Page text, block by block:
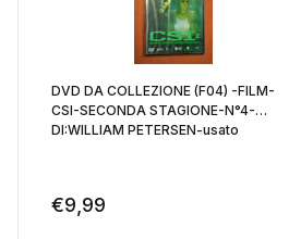
DVD DA COLLEZIONE (F04) -FILM-
CSI-SECONDA STAGIONE-N°4-
DI:WILLIAM PETERSEN-usato
€9,99